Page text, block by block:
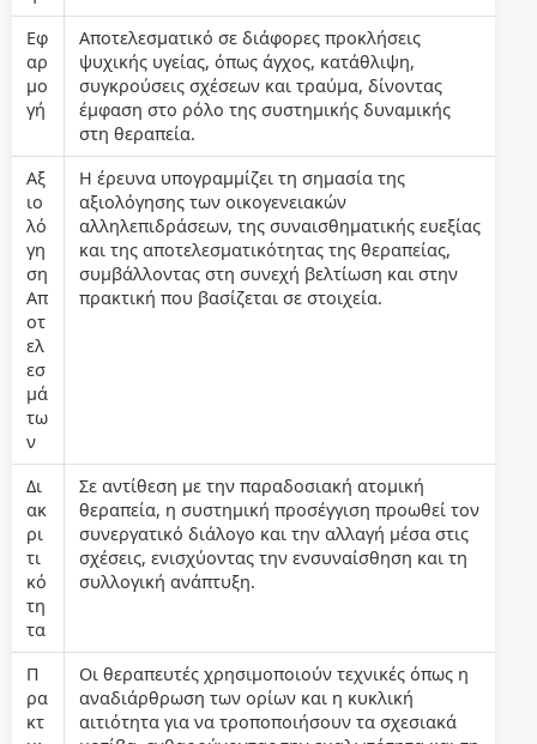
Εφ
αρ
μο
γή
Αποτελεσματικό σε διάφορες προκλήσεις
ψυχικής υγείας, όπως άγχος, κατάθλιψη,
συγκρούσεις σχέσεων και τραύμα, δίνοντας
έμφαση στο ρόλο της συστημικής δυναμικής
στη θεραπεία.
Αξ
ιο
λό
γη
ση
Απ
οτ
ελ
εσ
μά
τω
ν
Η έρευνα υπογραμμίζει τη σημασία της
αξιολόγησης των οικογενειακών
αλληλεπιδράσεων, της συναισθηματικής ευεξίας
και της αποτελεσματικότητας της θεραπείας,
συμβάλλοντας στη συνεχή βελτίωση και στην
πρακτική που βασίζεται σε στοιχεία.
Δι
ακ
ρι
τι
κό
τη
τα
Σε αντίθεση με την παραδοσιακή ατομική
θεραπεία, η συστημική προσέγγιση προωθεί τον
συνεργατικό διάλογο και την αλλαγή μέσα στις
σχέσεις, ενισχύοντας την ενσυναίσθηση και τη
συλλογική ανάπτυξη.
Π
ρα
κτ
Οι θεραπευτές χρησιμοποιούν τεχνικές όπως η
αναδιάρθρωση των ορίων και η κυκλική
αιτιότητα για να τροποποιήσουν τα σχεσιακά